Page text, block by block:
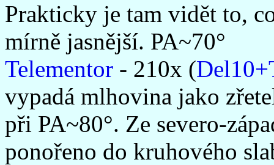
Prakticky je tam vidět to,
mírně jasnější. PA~70°
Telementor - 210x (
vypadá mlhovina jako
při PA~80°. Ze severo-
ponořeno do kruhového